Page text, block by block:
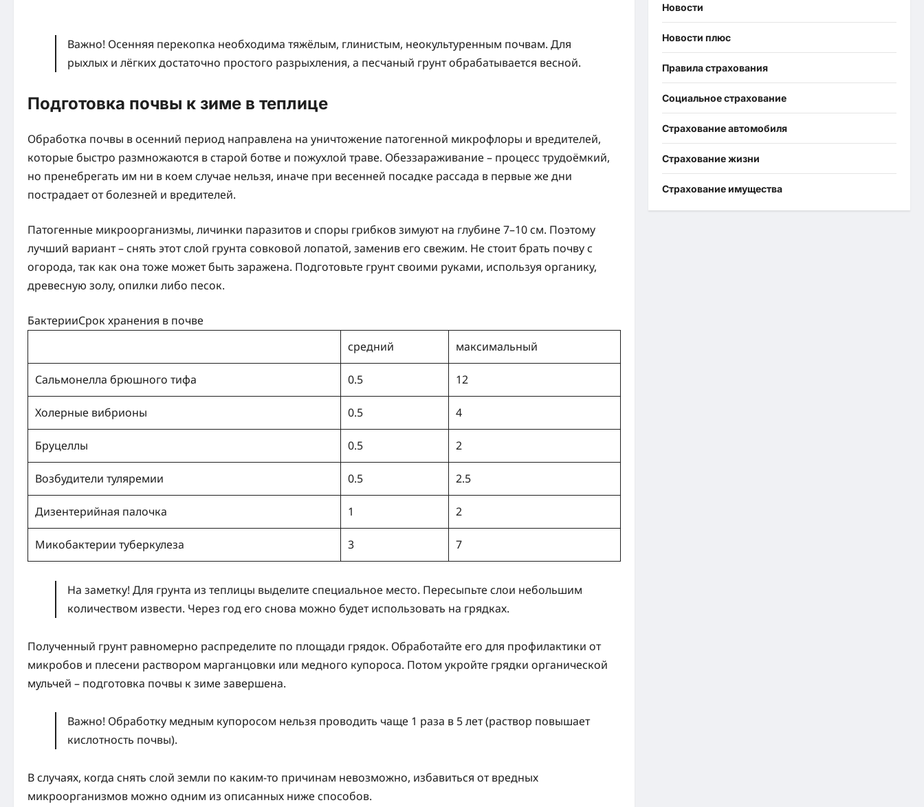
Важно! Осенняя перекопка необходима тяжёлым, глинистым, неокультуренным почвам. Для
рыхлых и лёгких достаточно простого разрыхления, а песчаный грунт обрабатывается весной.
Подготовка почвы к зиме в теплице
Обработка почвы в осенний период направлена на уничтожение патогенной микрофлоры и вредителей,
которые быстро размножаются в старой ботве и пожухлой траве. Обеззараживание – процесс трудоёмкий,
но пренебрегать им ни в коем случае нельзя, иначе при весенней посадке рассада в первые же дни
пострадает от болезней и вредителей.
Патогенные микроорганизмы, личинки паразитов и споры грибков зимуют на глубине 7–10 см. Поэтому
лучший вариант – снять этот слой грунта совковой лопатой, заменив его свежим. Не стоит брать почву с
огорода, так как она тоже может быть заражена. Подготовьте грунт своими руками, используя органику,
древесную золу, опилки либо песок.
БактерииСрок хранения в почве
средний
максимальный
Сальмонелла брюшного тифа 0.5 12
Холерные вибрионы 0.5 4
Бруцеллы 0.5 2
Возбудители туляремии 0.5 2.5
Дизентерийная палочка 1 2
Микобактерии туберкулеза 3 7
На заметку! Для грунта из теплицы выделите специальное место. Пересыпьте слои небольшим
количеством извести. Через год его снова можно будет использовать на грядках.
Полученный грунт равномерно распределите по площади грядок. Обработайте его для профилактики от
микробов и плесени раствором марганцовки или медного купороса. Потом укройте грядки органической
мульчей – подготовка почвы к зиме завершена.
Важно! Обработку медным купоросом нельзя проводить чаще 1 раза в 5 лет (раствор повышает
кислотность почвы).
В случаях, когда снять слой земли по каким-то причинам невозможно, избавиться от вредных
микроорганизмов можно одним из описанных ниже способов.
Новости
Новости плюс
Правила страхования
Социальное страхование
Страхование автомобиля
Страхование жизни
Страхование имущества